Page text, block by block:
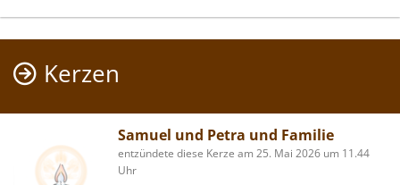
Kerzen
Samuel und Petra und Familie
entzündete diese Kerze am 25. Mai 2026 um 11.44
Uhr